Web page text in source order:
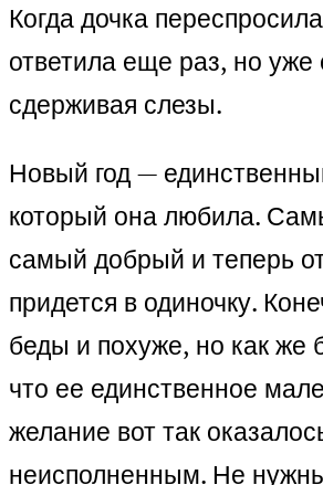
Когда дочка
ответила еще раз, но уже
сдерживая слезы.
Новый год —
который она любила.
самый добрый и теперь
придется в одиночку.
беды и похуже, но как же
что ее единственное
желание вот так
неисполненным. Не